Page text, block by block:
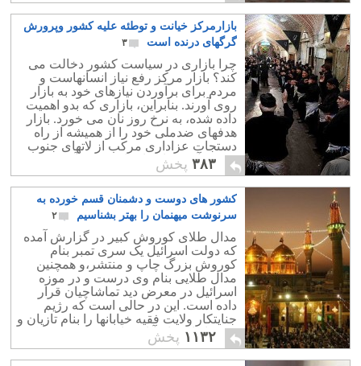
بازارمرکز خیانت و توطئه علیه کشور وپرورش
گرگهای درنده است
۳
چرا بازاری در سیاست کشور دخالت می
کند؟ بازار مرکز رفع نیاز انسانهاست و
مردم برای برآوردن نیازهای خود به بازار
روی آورند. بنابراین، بازاری که بدو اهمیت
داده شده، به نرخ روز نان می خورد. بازار
هدفهای ضدملی خود را از همیشه از راه
دستجات عزاداری مرکب از لاتهای جنوب
شهر و آخوندها به اجراء در می آورد.
۳۸۳ پخش
کشور های دوست و دشمنان قسم خورده به
سرنوشت میهنمان را بهتر بشناسیم
۲
مدال طلای کوروش کبیر در گزارش آمده
که دولت اسرائیل یک سری تمبر بنام
کوروش بزرگ چاپ و منتشر،و همچنین
مدال طلایی بنام وی درست و در موزه
اسرائیل در معرض دید تماشاچیان قرار
داده است. این در حالی است که رژیم
جنایتکار ولایت فقیه خیابانها را بنام تازیان و
تمبرها را به نام آنان چاپ و منتشر می کند.
۱۱۳۲ پخش